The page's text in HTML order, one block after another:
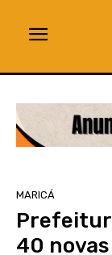
MARICÁ
40